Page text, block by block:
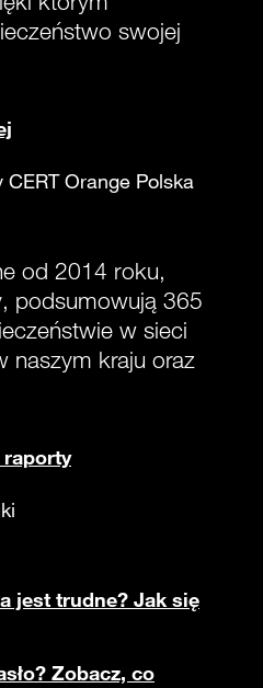
swojej
CERT Orange Polska
od 2014 roku,
podsumowują 365
w sieci
naszym kraju oraz
jest trudne? Jak się
Zobacz, co